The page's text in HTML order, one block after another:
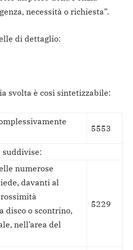
necessità o richiesta”.
di dettaglio:
svolta è così sintetizzabile:
5553
suddivise:
numerose
davanti al
disco o scontrino,
nell’area del
5229